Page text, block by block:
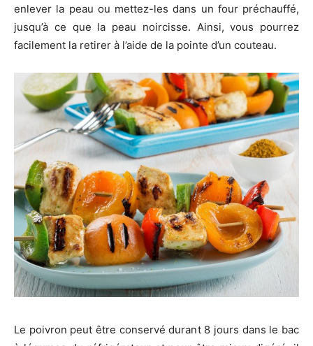
enlever la peau ou mettez-les dans un four préchauffé,
jusqu’à ce que la peau noircisse. Ainsi, vous pourrez
facilement la retirer à l’aide de la pointe d’un couteau.
Le poivron peut être conservé durant 8 jours dans le bac